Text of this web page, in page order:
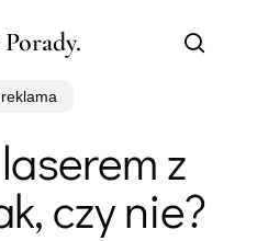
z
czy nie?